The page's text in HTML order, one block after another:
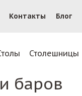
Контакты Блог
Столешницы
баров